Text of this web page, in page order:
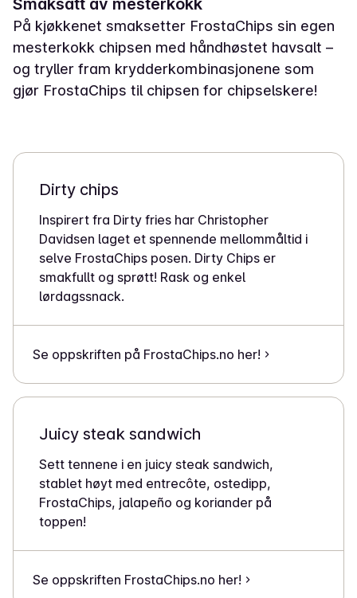
På kjøkkenet smaksetter FrostaChips sin egen
mesterkokk chipsen med håndhøstet havsalt –
og tryller fram krydderkombinasjonene som
gjør FrostaChips til chipsen for chipselskere!
Dirty chips
Inspirert fra Dirty fries har Christopher
Davidsen laget et spennende mellommåltid i
selve FrostaChips posen. Dirty Chips er
smakfullt og sprøtt! Rask og enkel
lørdagssnack.
Se oppskriften på FrostaChips.no her!
Juicy steak sandwich
Sett tennene i en juicy steak sandwich,
stablet høyt med entrecôte, ostedipp,
FrostaChips, jalapeño og koriander på
toppen!
Se oppskriften FrostaChips.no her!